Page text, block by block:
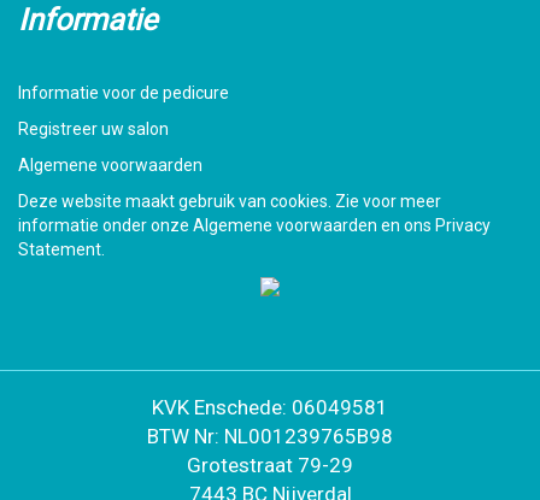
Informatie
Informatie voor de pedicure
Registreer uw salon
Algemene voorwaarden
Deze website maakt gebruik van cookies. Zie voor meer
informatie onder onze Algemene voorwaarden en ons Privacy
Statement.
KVK Enschede: 06049581
BTW Nr: NL001239765B98
Grotestraat 79-29
7443 BC Nijverdal